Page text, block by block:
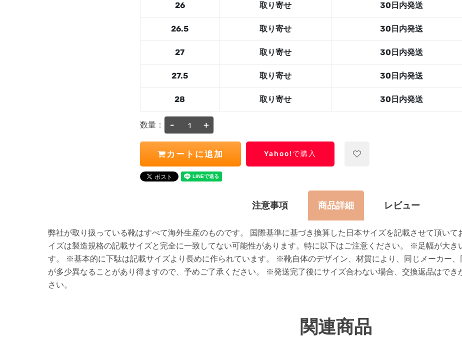
26 取り寄せ 30日内発送
26.5 取り寄せ 30日内発送
27 取り寄せ 30日内発送
27.5 取り寄せ 30日内発送
28 取り寄せ 30日内発送
数量： - +
カートに追加 Yahoo!で購入
注意事項 商品詳細 レビュー
弊社が取り扱っている靴はすべて海外生産のものです。 国際基準に基づき換算した日本サイズを記載させて頂い
イズは製造規格の記載サイズと完全に一致してない可能性があります。特に以下はご注意ください。 ※足幅が大き
す。 ※基本的に下駄は記載サイズより長めに作られています。 ※靴自体のデザイン、材質により、同じメーカー
が多少異なることがあり得ますので、予めご了承ください。 ※発送完了後にサイズ合わない場合、交換返品はで
さい。
関連商品